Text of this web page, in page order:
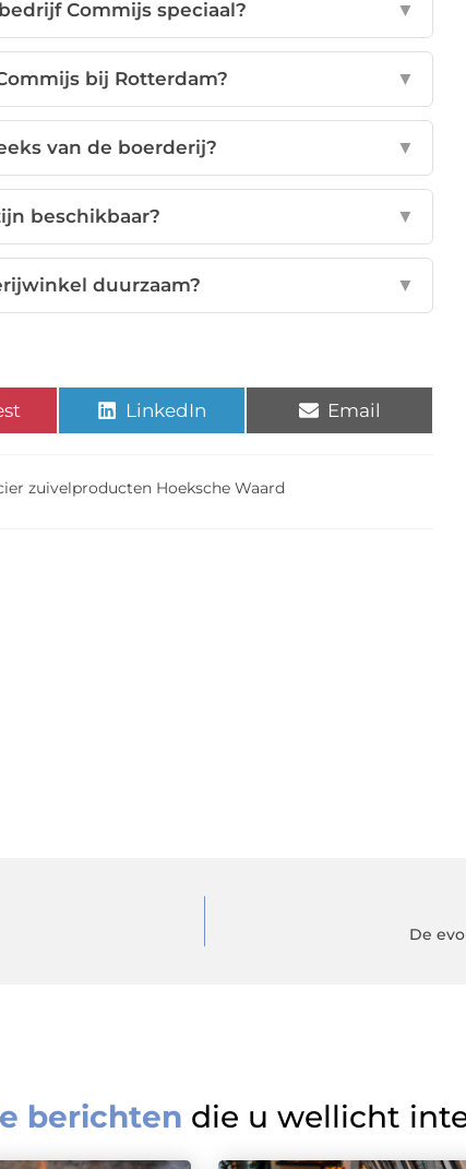
Commijs speciaal? ▼
bij Rotterdam? ▼
van de boerderij? ▼
beschikbaar? ▼
duurzaam? ▼
LinkedIn Email
zuivelproducten Hoeksche Waard
De
berichten die u wellicht